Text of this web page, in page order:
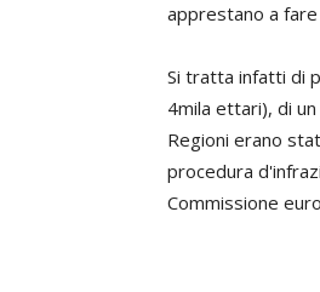
apprestano a
Si tratta infatti di
4mila ettari), di
Regioni erano
procedura
Commissione